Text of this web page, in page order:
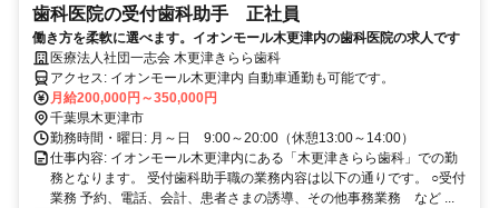
歯科医院の受付歯科助手 正社員
働き方を柔軟に選べます。イオンモール木更津内の歯科医院の求人です
医療法人社団一志会 木更津きらら歯科
アクセス: イオンモール木更津内 自動車通勤も可能です。
月給200,000円～350,000円
千葉県木更津市
勤務時間・曜日: 月～日 9:00～20:00（休憩13:00～14:00）
仕事内容: イオンモール木更津内にある「木更津きらら歯科」での勤
務となります。 受付歯科助手職の業務内容は以下の通りです。 ○受付
業務 予約、電話、会計、患者さまの誘導、その他事務業務 など ...